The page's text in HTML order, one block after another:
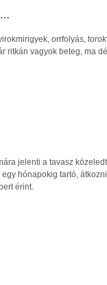
orrfolyás,
ritkán vagyok beteg, ma
jelenti a tavasz
hónapokig tartó,
érint.